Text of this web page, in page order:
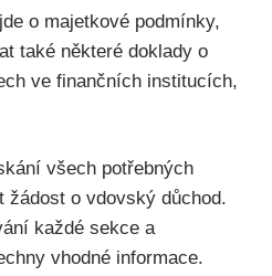
o majetkové podmínky,
také některé doklady o
ve finančních institucích,
všech potřebných
žádost o vdovský důchod.
každé sekce a
vhodné informace.